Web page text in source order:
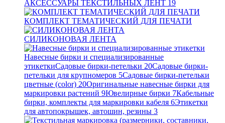
АКСЕССУАРЫ ТЕКСТИЛЬНЫХ ЛЕНТ 19
КОМПЛЕКТ ТЕМАТИЧЕСКИЙ ДЛЯ ПЕЧАТИ
СИЛИКОНОВАЯ ЛЕНТА
Навесные бирки и специализированные
этикеткиСадовые бирки-петельки 20Садовые бирки-
петельки для крупномеров 5Садовые бирки-петельки
цветные (color) 20Оригинальные навесные бирки для
маркировки растений 9Ювелирные бирки 7Кабельные
бирки, комплекты для маркировки кабеля 6Этикетки
для автопокрышек, автошин, резины 3